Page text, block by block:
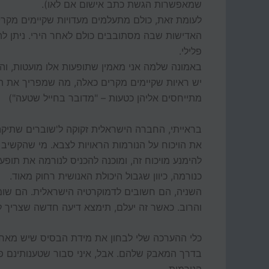
שמאפשרות הגשת כתב אישום אם לאו).
לעומת זאת, כולם מתעלמים מעדויות שקיימים
האדישות שבה מסתובבים כולם לאחר הירי. ניתן
פלילי.
באמונה שלמה אני מאמין שתופעות אלו מועטות,
יש ראיות שקיימים מקרים כאלה, מה שמפריך את
מתייחסים אליהן כטעות – "מדובר בחייל שטעה")
בראייתי, החברה הישראלית זקוקה ל'שוברים
את הויכוח על הנורמות הראויות לצבא. מי
להימנע מויכוח זה, ומוכנה להכניס לנורמה את
כנורמה, כיוון שגבול היכולת האנושית רחוק מאוד.
השניה, הם חשובים לדמוקרטיה הישראלית. הם
והרוב. כאשר זה יעלם, תימצא דיעה חדשה שצריך
כלי ההערכה שלי לבחון את מידת הבסיס שיש
בדרך המאבק שלהם. אבל, איני סבור שטענותינם